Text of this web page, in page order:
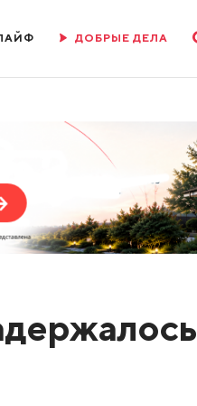
ДОБРЫЕ ДЕЛА